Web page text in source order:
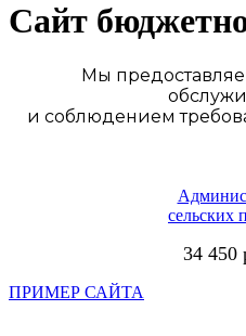
Сайт
Мы
и соблюдением
сельских
34 450
ПРИМЕР САЙТА